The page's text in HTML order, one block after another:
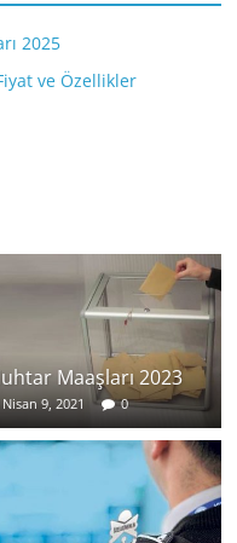
2025
ve Özellikler
Maaşları 2023
Nisan 9, 2021 0